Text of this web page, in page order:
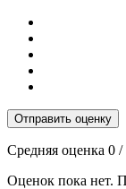
Отправить оценку
Средняя оценка 0 /
Оценок пока нет.